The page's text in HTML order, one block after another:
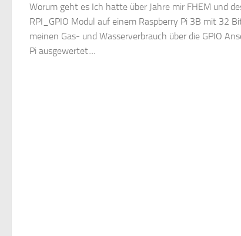
Worum geht es Ich hatte über Jahre mir FHEM und
RPI_GPIO Modul auf einem Raspberry Pi 3B mit 32
meinen Gas- und Wasserverbrauch über die GPIO
Pi ausgewertet....